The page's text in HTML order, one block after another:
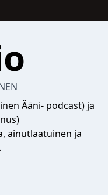
Ääni- podcast) ja
ainutlaatuinen ja